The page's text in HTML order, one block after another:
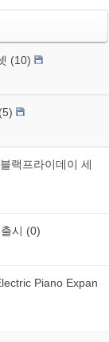
(10)
랙프라이데이 세
시 (0)
Piano Expan